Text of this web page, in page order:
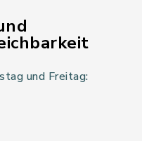
und Freitag: